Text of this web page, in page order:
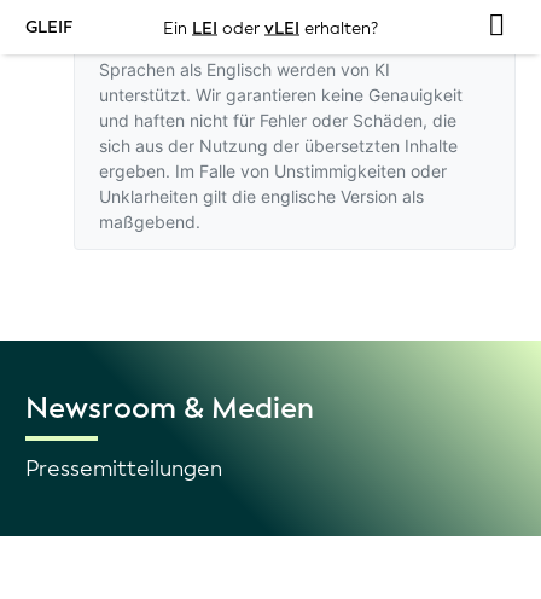
GLEIF Ein LEI oder vLEI erhalten?
Übersetzungen dieser Website in andere
Sprachen als Englisch werden von KI
unterstützt. Wir garantieren keine Genauigkeit
und haften nicht für Fehler oder Schäden, die
sich aus der Nutzung der übersetzten Inhalte
ergeben. Im Falle von Unstimmigkeiten oder
Unklarheiten gilt die englische Version als
maßgebend.
Newsroom & Medien
Pressemitteilungen